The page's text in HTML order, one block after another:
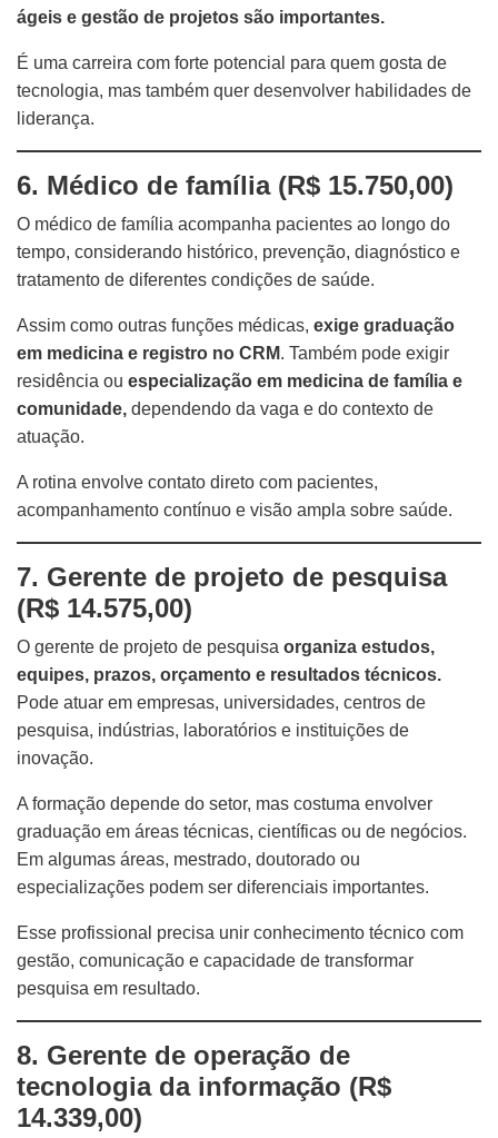
ágeis e gestão de projetos são importantes.
É uma carreira com forte potencial para quem gosta de
tecnologia, mas também quer desenvolver habilidades de
liderança.
6. Médico de família (R$ 15.750,00)
O médico de família acompanha pacientes ao longo do
tempo, considerando histórico, prevenção, diagnóstico e
tratamento de diferentes condições de saúde.
Assim como outras funções médicas, exige graduação
em medicina e registro no CRM. Também pode exigir
residência ou especialização em medicina de família e
comunidade, dependendo da vaga e do contexto de
atuação.
A rotina envolve contato direto com pacientes,
acompanhamento contínuo e visão ampla sobre saúde.
7. Gerente de projeto de pesquisa
(R$ 14.575,00)
O gerente de projeto de pesquisa organiza estudos,
equipes, prazos, orçamento e resultados técnicos.
Pode atuar em empresas, universidades, centros de
pesquisa, indústrias, laboratórios e instituições de
inovação.
A formação depende do setor, mas costuma envolver
graduação em áreas técnicas, científicas ou de negócios.
Em algumas áreas, mestrado, doutorado ou
especializações podem ser diferenciais importantes.
Esse profissional precisa unir conhecimento técnico com
gestão, comunicação e capacidade de transformar
pesquisa em resultado.
8. Gerente de operação de
tecnologia da informação (R$
14.339,00)